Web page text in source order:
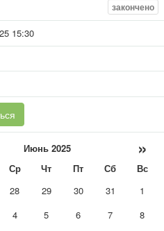
закончено
15:30
Июнь 2025 »
Ср Чт Пт Сб
Вс
28 29 30 31
1
4 5 6 7
8